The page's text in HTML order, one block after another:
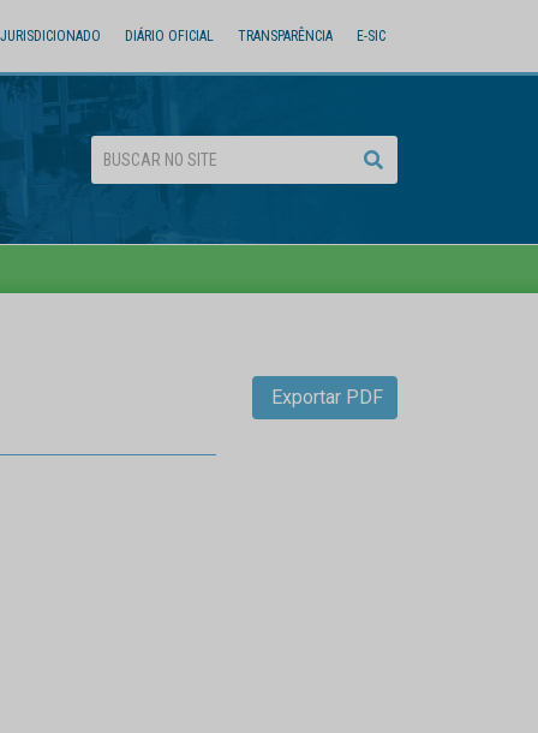
JURISDICIONADO DIÁRIO OFICIAL TRANSPARÊNCIA E-SIC
Exportar PDF